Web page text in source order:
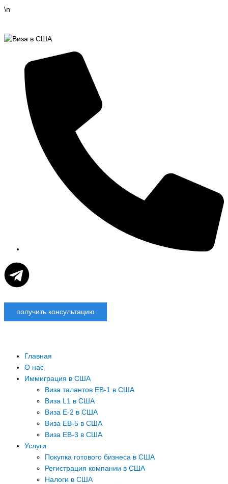
\n
Перейти
T
e
l
e
g
m
получить консультацию
Главная
О нас
Иммиграция в США
Виза талантов EB-1 в США
Виза L1 в США
Виза E-2 в США
Виза EB-5 в США
Виза EB-3 в США
Услуги
Покупка готового бизнеса в США
Регистрация компании в США
Налоги в США